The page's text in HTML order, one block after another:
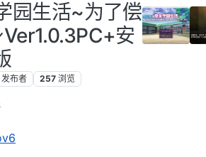
园生活~为了偿
安
发布者 257 浏览